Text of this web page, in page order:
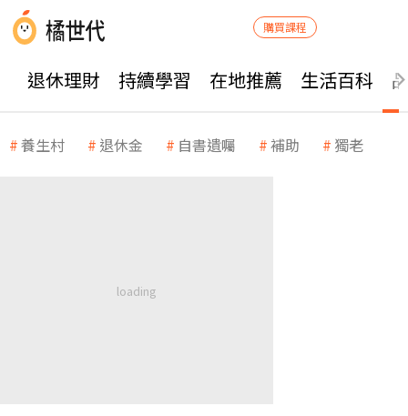
購買課程
退休理財 持續學習 在地推薦 生活百科
養生村 退休金 自書遺囑 補助 獨老